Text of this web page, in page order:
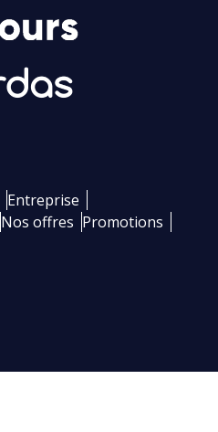
Entreprise
Nos offres Promotions